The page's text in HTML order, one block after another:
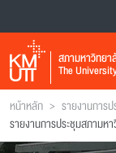
สภามหาวิทยา
The
หน้าหลัก > รายงานการ